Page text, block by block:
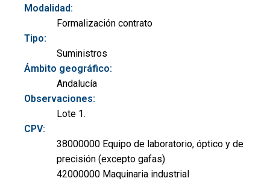
Modalidad:
Formalización contrato
Tipo:
Suministros
Ámbito geográfico:
Andalucía
Observaciones:
Lote 1.
CPV:
38000000 Equipo de laboratorio, óptico y de
precisión (excepto gafas)
42000000 Maquinaria industrial